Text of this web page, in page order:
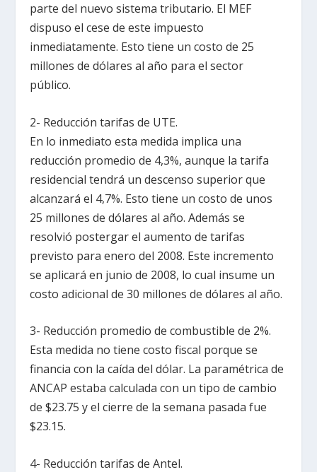
parte del nuevo sistema tributario. El MEF
dispuso el cese de este impuesto
inmediatamente. Esto tiene un costo de 25
millones de dólares al año para el sector
público.
2- Reducción tarifas de UTE.
En lo inmediato esta medida implica una
reducción promedio de 4,3%, aunque la tarifa
residencial tendrá un descenso superior que
alcanzará el 4,7%. Esto tiene un costo de unos
25 millones de dólares al año. Además se
resolvió postergar el aumento de tarifas
previsto para enero del 2008. Este incremento
se aplicará en junio de 2008, lo cual insume un
costo adicional de 30 millones de dólares al año.
3- Reducción promedio de combustible de 2%.
Esta medida no tiene costo fiscal porque se
financia con la caída del dólar. La paramétrica de
ANCAP estaba calculada con un tipo de cambio
de $23.75 y el cierre de la semana pasada fue
$23.15.
4- Reducción tarifas de Antel.